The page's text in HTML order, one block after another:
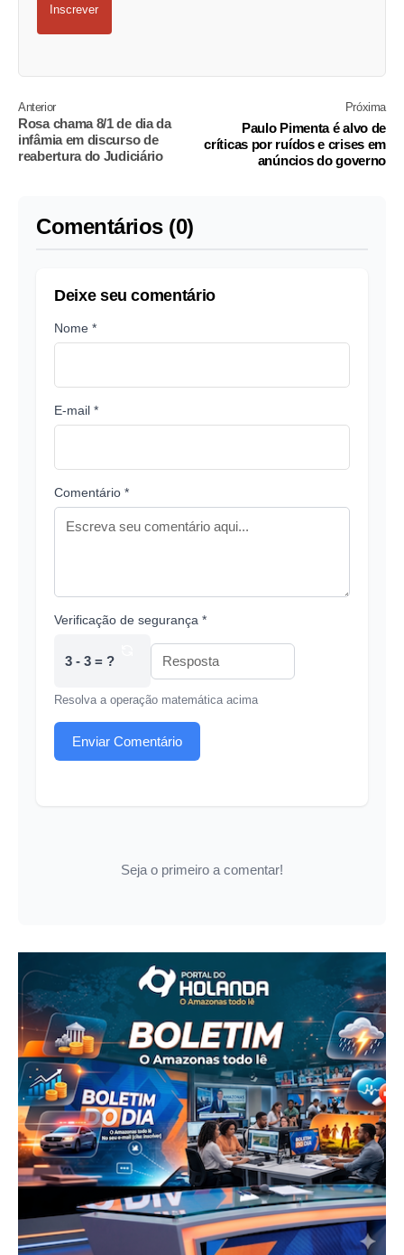
Inscrever
Anterior
Rosa chama 8/1 de dia da
infâmia em discurso de
reabertura do Judiciário
Próxima
Paulo Pimenta é alvo de
críticas por ruídos e crises em
anúncios do governo
Comentários (0)
Deixe seu comentário
Nome *
E-mail *
Comentário *
Verificação de segurança *
3 - 3 = ?
Resolva a operação matemática acima
Enviar Comentário
Seja o primeiro a comentar!